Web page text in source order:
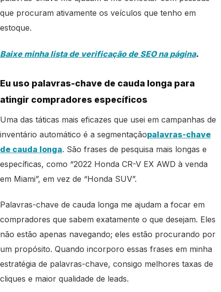
que procuram ativamente os veículos que tenho em
estoque.
Baixe minha lista de verificação de SEO na página.
Eu uso palavras-chave de cauda longa para
atingir compradores específicos
Uma das táticas mais eficazes que usei em campanhas de
inventário automático é a segmentaçãopalavras-chave
de cauda longa. São frases de pesquisa mais longas e
específicas, como “2022 Honda CR-V EX AWD à venda
em Miami”, em vez de “Honda SUV”.
Palavras-chave de cauda longa me ajudam a focar em
compradores que sabem exatamente o que desejam. Eles
não estão apenas navegando; eles estão procurando por
um propósito. Quando incorporo essas frases em minha
estratégia de palavras-chave, consigo melhores taxas de
cliques e maior qualidade de leads.